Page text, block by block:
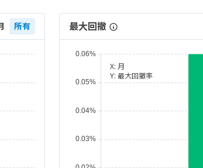
所有 最大回撤
X: 月
Y: 最大回撤率